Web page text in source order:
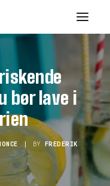
bør lave i
| BYFREDERIK